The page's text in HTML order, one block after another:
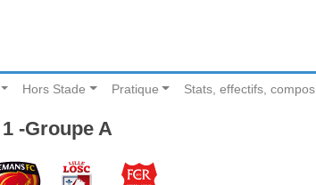
Hors Stade Pratique Stats, effectifs, compos
-Groupe A